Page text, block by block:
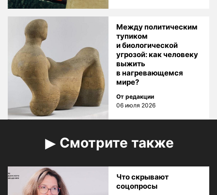
Между политическим
тупиком
и биологической
угрозой: как человеку
выжить
в нагревающемся
мире?
От редакции
06 июля 2026
Смотрите также
Что скрывают
соцопросы